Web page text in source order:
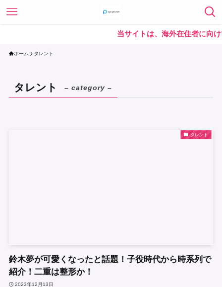
当サイトは、海外在住者に向けて
ホーム タレント
タレント – category –
タレント
鈴木夢が可愛くなったと話題！子役時代から時系列で
紹介！二重は整形か！
2023年12月13日